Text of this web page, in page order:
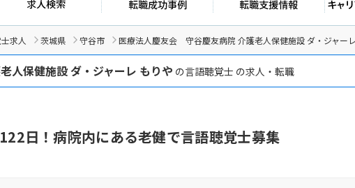
求人 茨城県 守谷市 医療法人慶友会 守谷慶友病院 介護老人保健施設 ダ・ジャー
人保健施設 ダ・ジャーレ もりや の言語聴覚士 の求人・転職
日！病院内にある老健で言語聴覚士募集